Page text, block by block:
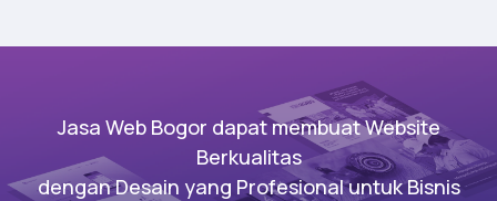
Jasa Web Bogor dapat membuat Website
Berkualitas
dengan Desain yang Profesional untuk Bisnis